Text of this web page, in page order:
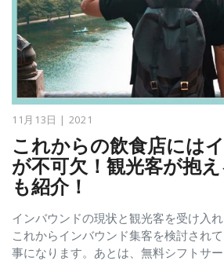
11月13日 | 2021
これからの飲食店には
が不可欠！観光客が抱
も紹介！
インバウンドの現状と観光客を受け入れ
これからインバウンド集客を検討され
事になります。あとは、無料シフトサ